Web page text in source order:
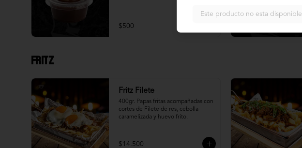
$500
Fritz
Fritz Filete
400gr. Papas fritas acompañadas con
cortes de Filete de res, cebolla
caramelizada y huevo frito.
$14.500
Este producto no esta disponible